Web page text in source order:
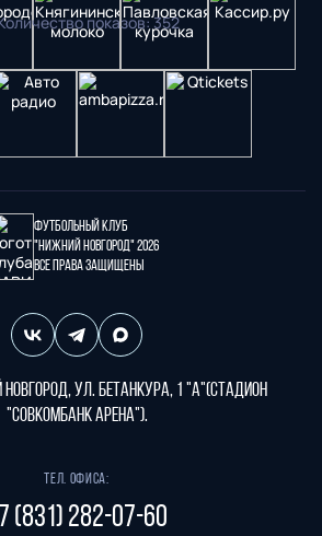
показов:352
Футбольный клуб
"Нижний Новгород" 2026
Все права защищены
Новгород, ул. Бетанкура, 1 "А"(стадион
"СОВКОМБАНК АРЕНА").
Тел. офиса:
(831) 282-07-60